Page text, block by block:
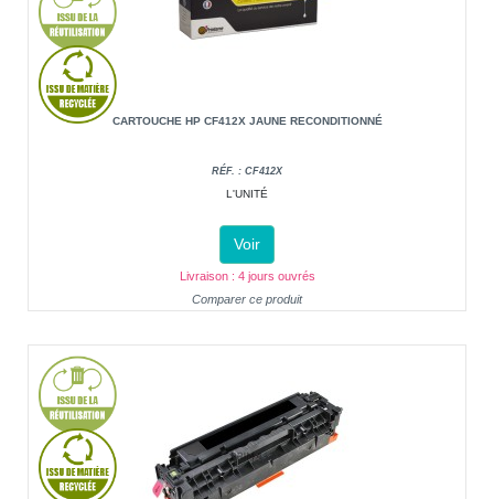
CARTOUCHE HP CF412X JAUNE RECONDITIONNÉ
RÉF. : CF412X
L'UNITÉ
Voir
Livraison : 4 jours ouvrés
Comparer ce produit